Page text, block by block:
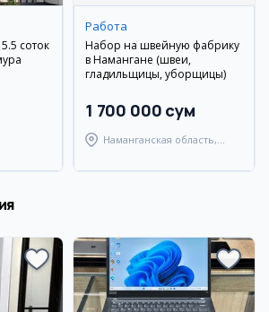
соток
Работа
Набор на швейную фабрику
в Намангане (швеи,
гладильщицы, уборщицы)
1 700 000 сум
Наманганская область,